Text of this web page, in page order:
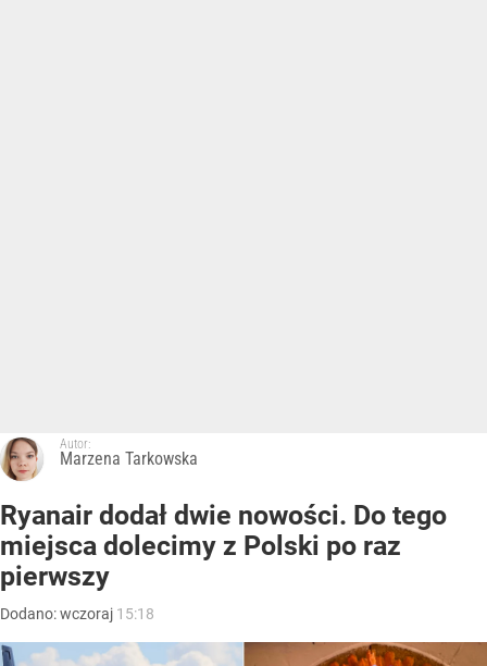
Autor:
Marzena Tarkowska
Ryanair dodał dwie nowości. Do tego
miejsca dolecimy z Polski po raz
pierwszy
Dodano:wczoraj 15:18